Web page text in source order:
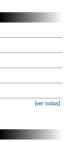
[ver todas]